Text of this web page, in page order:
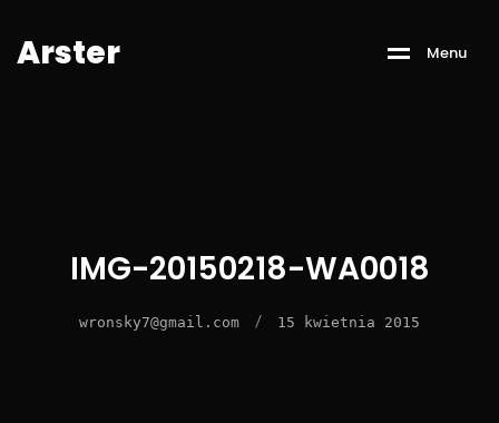
Arster Menu
IMG-20150218-WA0018
wronsky7@gmail.com / 15 kwietnia 2015